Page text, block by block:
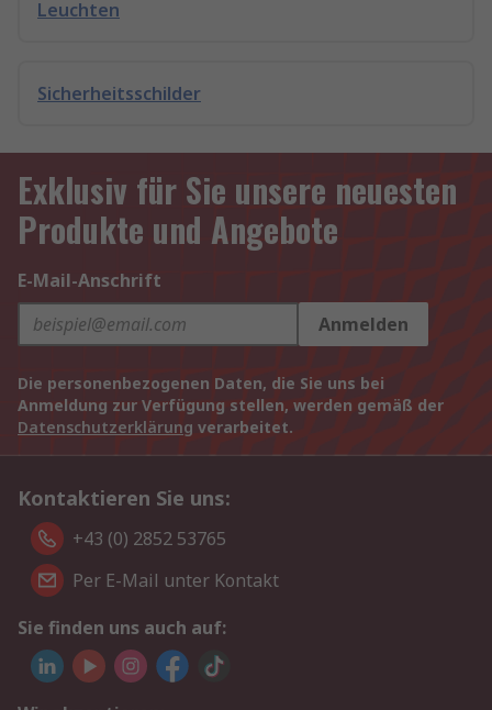
Leuchten
Sicherheitsschilder
Exklusiv für Sie unsere neuesten
Produkte und Angebote
E-Mail-Anschrift
Anmelden
Die personenbezogenen Daten, die Sie uns bei
Anmeldung zur Verfügung stellen, werden gemäß der
Datenschutzerklärung verarbeitet.
Kontaktieren Sie uns:
+43 (0) 2852 53765
Per E-Mail unter Kontakt
Sie finden uns auch auf: